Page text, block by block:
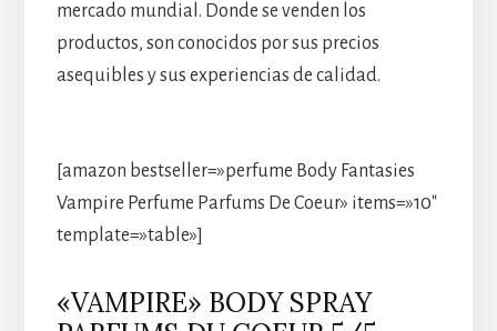
mercado mundial. Donde se venden los
productos, son conocidos por sus precios
asequibles y sus experiencias de calidad.
[amazon bestseller=»perfume Body Fantasies
Vampire Perfume Parfums De Coeur» items=»10″
template=»table»]
«VAMPIRE» BODY SPRAY